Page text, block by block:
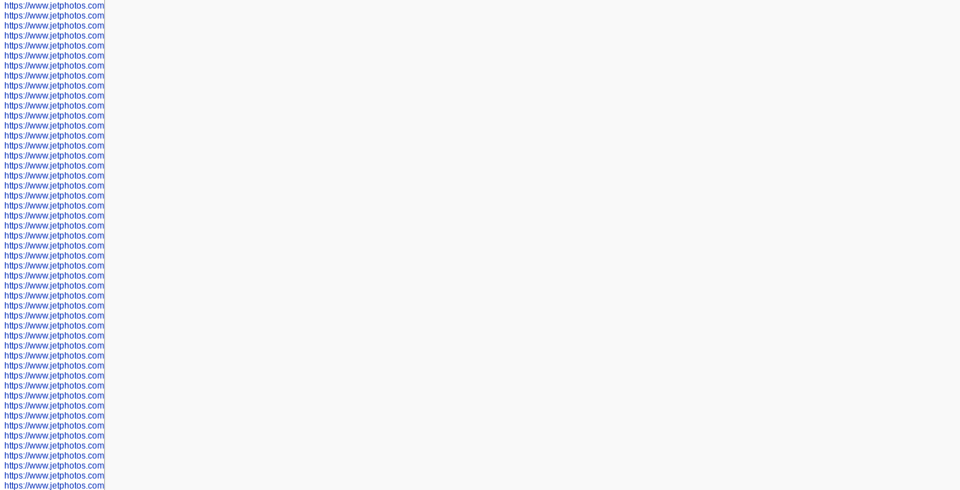
https://www.jetphotos.com/photographer/598301
https://www.jetphotos.com/photographer/598304
https://www.jetphotos.com/photographer/598305
https://www.jetphotos.com/photographer/598307
https://www.jetphotos.com/photographer/598310
https://www.jetphotos.com/photographer/598312
https://www.jetphotos.com/photographer/598317
https://www.jetphotos.com/photographer/598318
https://www.jetphotos.com/photographer/598320
https://www.jetphotos.com/photographer/598321
https://www.jetphotos.com/photographer/598322
https://www.jetphotos.com/photographer/598324
https://www.jetphotos.com/photographer/598328
https://www.jetphotos.com/photographer/598340
https://www.jetphotos.com/photographer/598341
https://www.jetphotos.com/photographer/598346
https://www.jetphotos.com/photographer/598349
https://www.jetphotos.com/photographer/598357
https://www.jetphotos.com/photographer/598366
https://www.jetphotos.com/photographer/598372
https://www.jetphotos.com/photographer/598374
https://www.jetphotos.com/photographer/598378
https://www.jetphotos.com/photographer/600028
https://www.jetphotos.com/photographer/600031
https://www.jetphotos.com/photographer/600032
https://www.jetphotos.com/photographer/600034
https://www.jetphotos.com/photographer/600036
https://www.jetphotos.com/photographer/600037
https://www.jetphotos.com/photographer/600039
https://www.jetphotos.com/photographer/600041
https://www.jetphotos.com/photographer/600042
https://www.jetphotos.com/photographer/600045
https://www.jetphotos.com/photographer/600046
https://www.jetphotos.com/photographer/600047
https://www.jetphotos.com/photographer/600048
https://www.jetphotos.com/photographer/600050
https://www.jetphotos.com/photographer/600051
https://www.jetphotos.com/photographer/600052
https://www.jetphotos.com/photographer/600053
https://www.jetphotos.com/photographer/600055
https://www.jetphotos.com/photographer/600057
https://www.jetphotos.com/photographer/600641
https://www.jetphotos.com/photographer/600644
https://www.jetphotos.com/photographer/600645
https://www.jetphotos.com/photographer/600646
https://www.jetphotos.com/photographer/602231
https://www.jetphotos.com/photographer/602240
https://www.jetphotos.com/photographer/602244
https://www.jetphotos.com/photographer/602247